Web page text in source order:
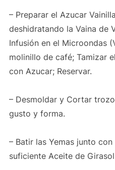
– Preparar el Azucar
deshidratando la Vaina de
Infusión en el Microondas
molinillo de café; Tamizar
con Azucar; Reservar.
– Desmoldar y Cortar
gusto y forma.
– Batir las Yemas junto
suficiente Aceite de